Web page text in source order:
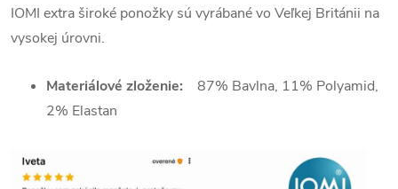
IOMI extra široké ponožky sú vyrábané vo Veľkej Británii na
vysokej úrovni.
Materiálové zloženie: 87% Bavlna, 11% Polyamid,
2% Elastan